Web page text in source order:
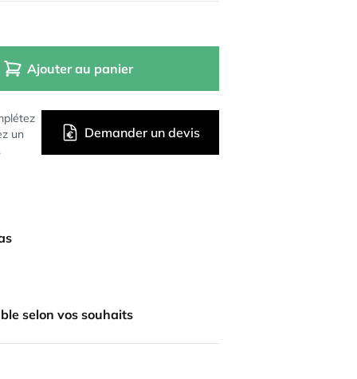
Ajouter au panier
un
Demander un devis
selon vos souhaits